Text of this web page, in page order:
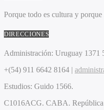
Porque todo es cultura y porque
DIRECCIONES
Administración: Uruguay 1371
+(54) 911 6642 8164 |
Estudios: Guido 1566.
C1016ACG. CABA.